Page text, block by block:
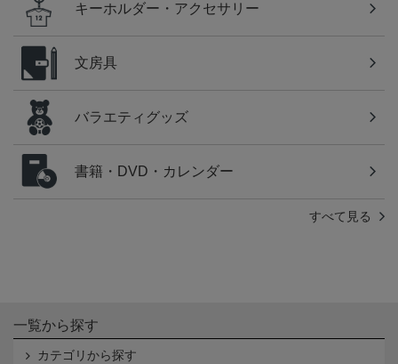
キーホルダー・アクセサリー
文房具
バラエティグッズ
書籍・DVD・カレンダー
すべて見る
一覧から探す
カテゴリから探す